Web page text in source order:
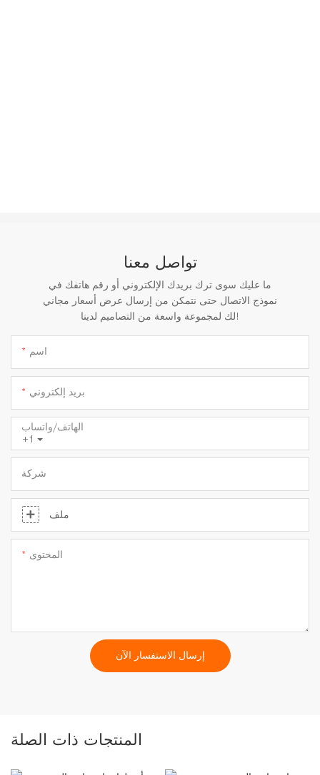
تواصل معنا
ما عليك سوى ترك بريدك الإلكتروني أو رقم هاتفك في
نموذج الاتصال حتى نتمكن من إرسال عرض أسعار مجاني
لك لمجموعة واسعة من التصاميم لدينا!
اسم
بريد إلكتروني
+1
الهاتف/واتساب
شركة
ملف
المحتوى
إرسال الاستفسار الآن
المنتجات ذات الصلة